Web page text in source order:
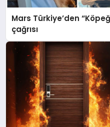
Mars Türkiye’den
çağrısı